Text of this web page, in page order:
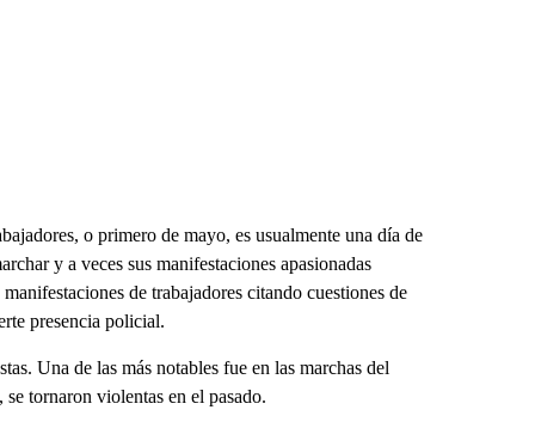
o primero de mayo, es usualmente una día de
y a veces sus manifestaciones apasionadas
de trabajadores citando cuestiones de
presencia policial.
Una de las más notables fue en las marchas del
tornaron violentas en el pasado.